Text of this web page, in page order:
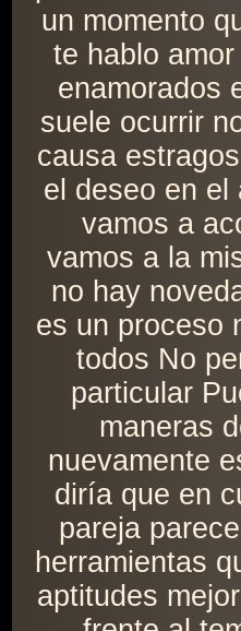
un momento
te hablo
enamorados
suele ocurrir
causa
el deseo en el
vamos a
vamos a la
no hay
es un proceso
todos No
particular
maneras
nuevamente
diría que en
pareja
herramientas
aptitudes